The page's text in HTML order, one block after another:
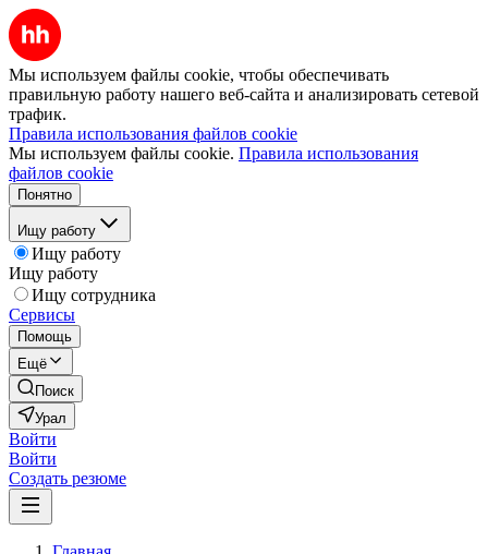
Мы используем файлы cookie, чтобы обеспечивать
правильную работу нашего веб-сайта и анализировать сетевой
трафик.
Правила использования файлов cookie
Мы используем файлы cookie. Правила использования
файлов cookie
Понятно
Ищу работу
Ищу работу
Ищу работу
Ищу сотрудника
Сервисы
Помощь
Ещё
Поиск
Урал
Войти
Войти
Создать резюме